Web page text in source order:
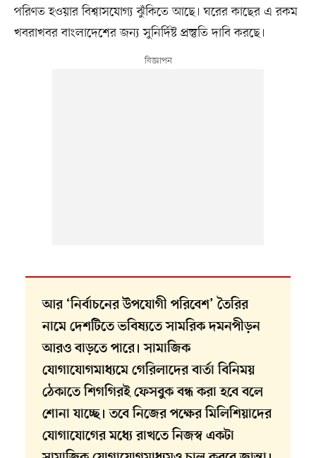
পরিণত হওয়ার বিশ্বাসযোগ্য ঝুঁকিতে আছে। ঘরের কাছের এ রকম
খবরাখবর বাংলাদেশের জন্য সুনির্দিষ্ট প্রস্তুতি দাবি করছে।
আর ‘নির্বাচনের উপযোগী পরিবেশ’ তৈরির
নামে দেশটিতে ভবিষ্যতে সামরিক দমনপীড়ন
আরও বাড়তে পারে। সামাজিক
যোগাযোগমাধ্যমে গেরিলাদের বার্তা বিনিময়
ঠেকাতে শিগগিরই ফেসবুক বন্ধ করা হবে বলে
শোনা যাচ্ছে। তবে নিজের পক্ষের মিলিশিয়াদের
যোগাযোগের মধ্যে রাখতে নিজস্ব একটা